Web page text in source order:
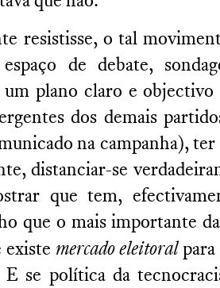
resistisse, o tal
de debate,
plano claro e objectivo
dos demais
na campanha), ter
distanciar-se
que tem,
que o mais importante
mercado eleitoralpara
E se política da